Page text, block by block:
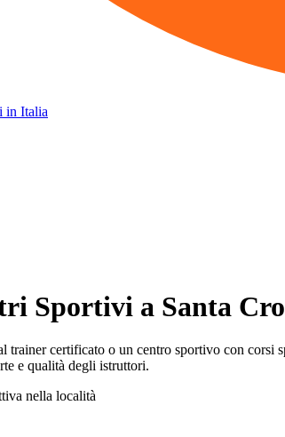
in Italia
Sportivi a Santa
trainer certificato o un centro sportivo con
e qualità degli istruttori.
nella località